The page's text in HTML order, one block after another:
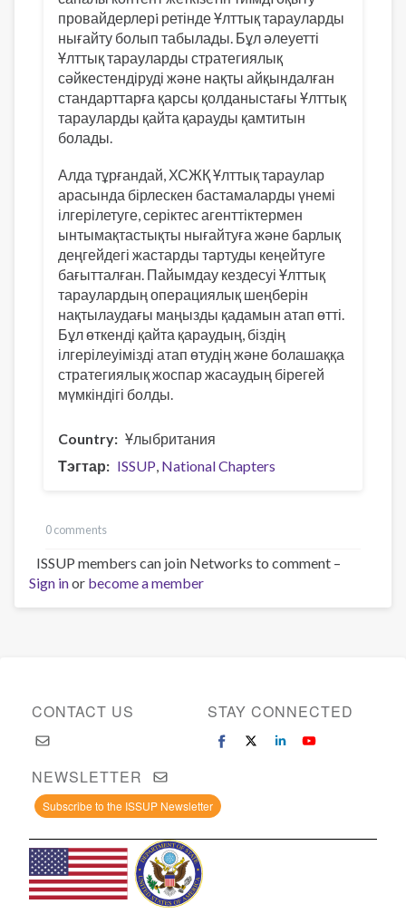
провайдерлерi ретінде Ұлттық тарауларды
нығайту болып табылады. Бұл әлеуетті
Ұлттық тарауларды стратегиялық
сәйкестендіруді және нақты айқындалған
стандарттарға қарсы қолданыстағы Ұлттық
тарауларды қайта қарауды қамтитын
болады.
Алда тұрғандай, ХСЖҚ Ұлттық тараулар
арасында бірлескен бастамаларды үнемі
ілгерілетуге, серіктес агенттіктермен
ынтымақтастықты нығайтуға және барлық
деңгейдегі жастарды тартуды кеңейтуге
бағытталған. Пайымдау кездесуі Ұлттық
тараулардың операциялық шеңберін
нақтылаудағы маңызды қадамын атап өтті.
Бұл өткенді қайта қараудың, біздің
ілгерілеуімізді атап өтудің және болашаққа
стратегиялық жоспар жасаудың бірегей
мүмкіндігі болды.
Country
Ұлыбритания
Тэгтар
ISSUP National Chapters
0 comments
ISSUP members can join Networks to comment –
Sign inor become a member
CONTACT US STAY CONNECTED
NEWSLETTER
Subscribe to the ISSUP Newsletter